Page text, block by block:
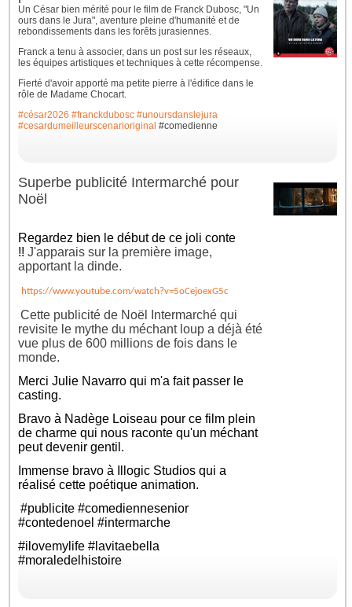
Un César bien mérité pour le film de Franck Dubosc, "Un
ours dans le Jura", aventure pleine d'humanité et de
rebondissements dans les forêts jurasiennes.
Franck a tenu à associer, dans un post sur les réseaux,
les équipes artistiques et techniques à cette récompense.
Fierté d'avoir apporté ma petite pierre à l'édifice dans le
rôle de Madame Chocart.
#césar2026 #franckdubosc #unoursdanslejura
#cesardumeilleurscenarioriginal #comedienne
Superbe publicité Intermarché pour
Noël
Regardez bien le début de ce joli conte
!!J'apparais sur la première image,
apportant la dinde.
https://www.youtube.com/watch?v=5oCejoexG5c
Cette publicité de Noël Intermarché qui
revisite le mythe du méchant loup a déjà été
vue plus de 600 millions de fois dans le
monde.
MerciJulie Navarro qui m'a fait passer le
casting.
Bravo à Nadège Loiseau pour ce film plein
de charme qui nous raconte qu'un méchant
peut devenir gentil.
Immense bravo à Illogic Studios qui a
réalisé cette poétique animation.
#publicite #comediennesenior
#contedenoel #intermarche
#ilovemylife #lavitaebella
#moraledelhistoire